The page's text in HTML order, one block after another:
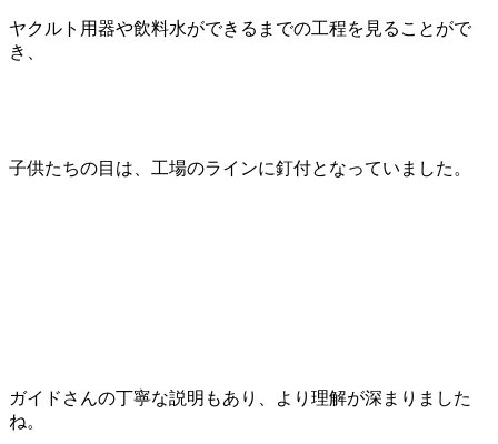
ヤクルト用器や飲料水ができるまでの工程を見ることがで
き、
子供たちの目は、工場のラインに釘付となっていました。
ガイドさんの丁寧な説明もあり、より理解が深まりました
ね。